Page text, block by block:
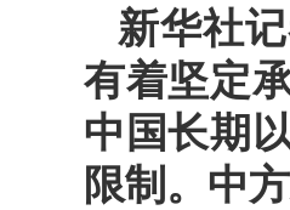
新华社
有着坚定
中国长期
限制。中